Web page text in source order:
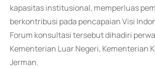
kapasitas institusional, memperluas
berkontribusi pada pencapaian Visi
Forum konsultasi tersebut dihadiri
Kementerian Luar Negeri, Kementerian
Jerman.